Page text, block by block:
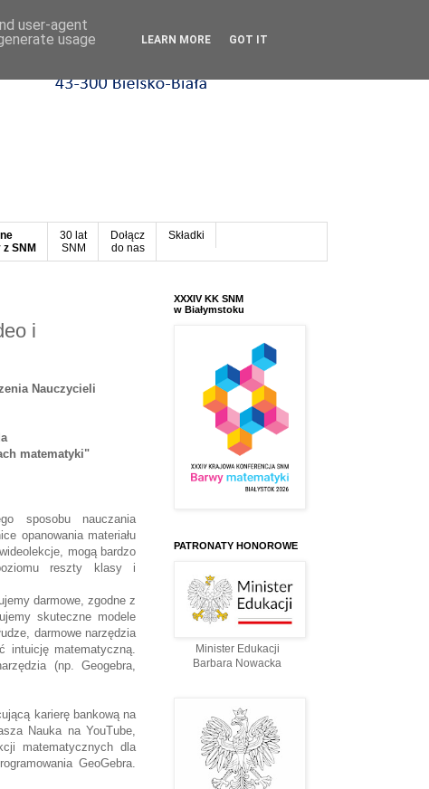
SNM
30 lat
SNM
Dołącz
do nas
Składki
i
Nauczycieli
matematyki"
sposobu nauczania
opanowania materiału
mogą bardzo
reszty klasy i
darmowe, zgodne z
skuteczne modele
darmowe narzędzia
intuicję matematyczną.
(np. Geogebra,
karierę bankową na
Nauka na YouTube,
matematycznych dla
GeoGebra.
XXXIV KK SNM
w Białymstoku
PATRONATY HONOROWE
Minister Edukacji
Barbara Nowacka
user-agent
usage
LEARN MORE GOT IT